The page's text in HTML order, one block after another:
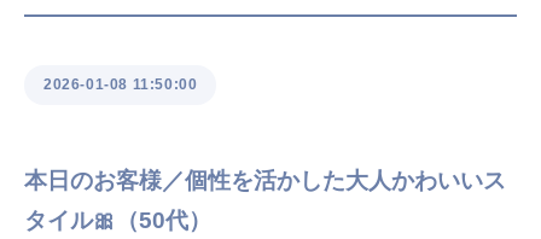
2026-01-08 11:50:00
本日のお客様／個性を活かした大人かわいいス
タイル🎀（50代）